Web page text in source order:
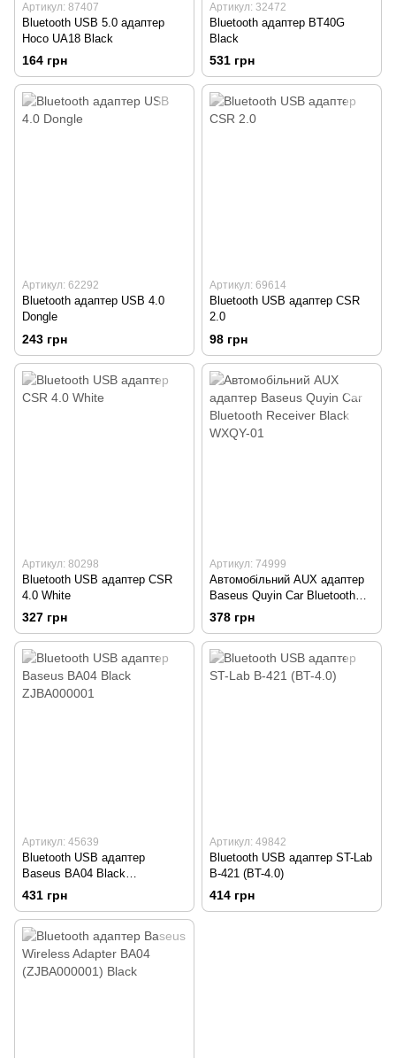
Артикул: 87407
Bluetooth USB 5.0 адаптер
Hoco UA18 Black
164 грн
Артикул: 32472
Bluetooth адаптер BT40G
Black
531 грн
Артикул: 62292
Bluetooth адаптер USB 4.0
Dongle
243 грн
Артикул: 69614
Bluetooth USB адаптер CSR
2.0
98 грн
Артикул: 80298
Bluetooth USB адаптер CSR
4.0 White
327 грн
Артикул: 74999
Автомобільний AUX адаптер
Baseus Quyin Car Bluetooth
Receiver Black WXQY-01
378 грн
Артикул: 45639
Bluetooth USB адаптер
Baseus BA04 Black
ZJBA000001
431 грн
Артикул: 49842
Bluetooth USB адаптер ST-Lab
B-421 (BT-4.0)
414 грн